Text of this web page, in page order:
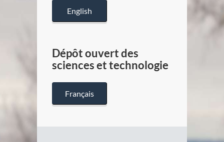
English
Dépôt ouvert des
sciences et technologie
Français